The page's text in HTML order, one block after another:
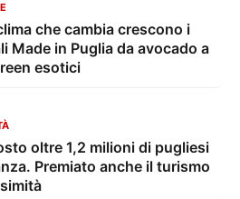
che cambia crescono i
Made in Puglia da avocado a
esotici
oltre 1,2 milioni di pugliesi
Premiato anche il turismo